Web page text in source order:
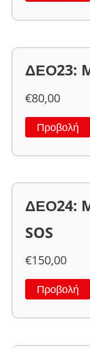
ΔΕΟ23:
€80,00
Προβολή
ΔΕΟ24:
SOS
€150,00
Προβολή